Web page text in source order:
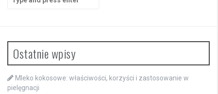
for:
Ostatnie wpisy
Mleko kokosowe: właściwości, korzyści i zastosowanie w
pielęgnacji